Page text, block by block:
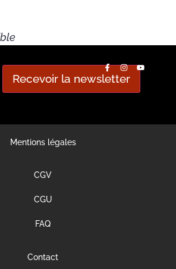
Recevoir la newsletter
Mentions légales
CGV
CGU
FAQ
Contact